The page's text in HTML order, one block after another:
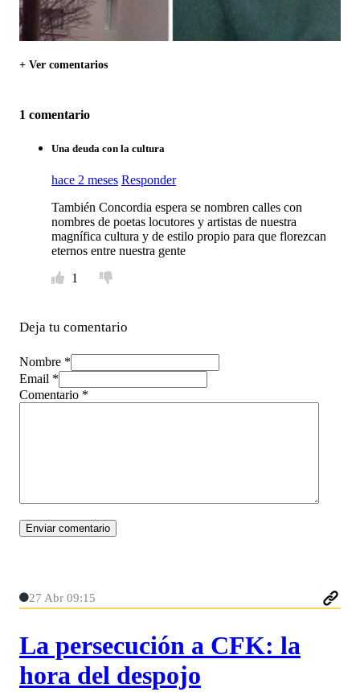
+ Ver comentarios
1 comentario
Una deuda con la cultura
hace 2 meses Responder
También Concordia espera se nombren calles con
nombres de poetas locutores y artistas de nuestra
magnífica cultura y de estilo propio para que florezcan
eternos entre nuestra gente
1
Deja tu comentario
Nombre *
Email *
Comentario *
27 Abr 09:15
La persecución a CFK: la
hora del despojo